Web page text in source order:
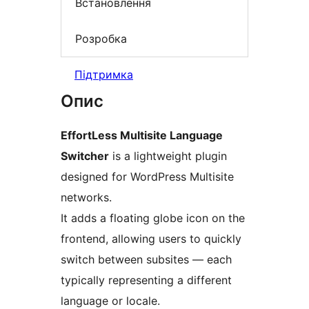
Встановлення
Розробка
Підтримка
Опис
EffortLess Multisite Language
Switcher is a lightweight plugin
designed for WordPress Multisite
networks.
It adds a floating globe icon on the
frontend, allowing users to quickly
switch between subsites — each
typically representing a different
language or locale.